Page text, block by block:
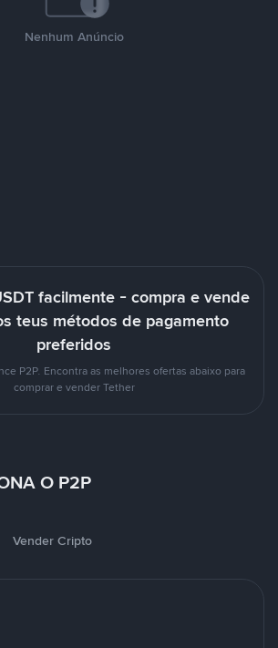
Nenhum Anúncio
facilmente - compra e vende
teus métodos de pagamento
preferidos
P2P. Encontra as melhores ofertas abaixo para
comprar e vender Tether
O P2P
Vender Cripto